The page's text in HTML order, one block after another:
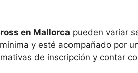
en Mallorca pueden variar
y esté acompañado por
de inscripción y contar